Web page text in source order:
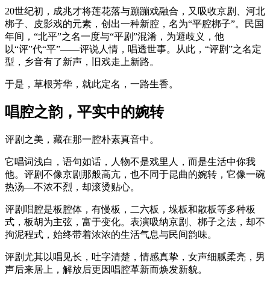
20世纪初，成兆才将莲花落与蹦蹦戏融合，又吸收京剧、河北
梆子、皮影戏的元素，创出一种新腔，名为“平腔梆子”。民国
年间，“北平”之名一度与“平剧”混淆，为避歧义，他
以“评”代“平”——评说人情，唱透世事。从此，“评剧”之名定
型，乡音有了新声，旧戏走上新路。
于是，草根芳华，就此定名，一路生香。
唱腔之韵，平实中的婉转
评剧之美，藏在那一腔朴素真音中。
它唱词浅白，语句如话，人物不是戏里人，而是生活中你我
他。评剧不像京剧那般高亢，也不同于昆曲的婉转，它像一碗
热汤—不浓不烈，却滚烫贴心。
评剧唱腔是板腔体，有慢板，二六板，垛板和散板等多种板
式，板胡为主弦，富于变化。表演吸纳京剧、梆子之法，却不
拘泥程式，始终带着浓浓的生活气息与民间韵味。
评剧尤其以唱见长，吐字清楚，情感真挚，女声细腻柔亮，男
声后来居上，解放后更因唱腔革新而焕发新貌。